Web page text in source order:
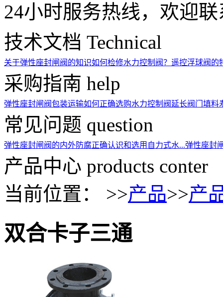
24小时服务热线，欢迎
技术文档 Technical
关于弹性座封闸阀的知识如何检修水力控制阀？ 遥控浮球阀的
采购指南 help
弹性座封闸阀包装运输如何正确选购水力控制阀 延长阀门填料
常见问题 question
弹性座封闸阀的内外防腐正确认识和选用自力式水...弹性座封
产品中心 products conter
当前位置： >>产品>>产
双合卡子三通